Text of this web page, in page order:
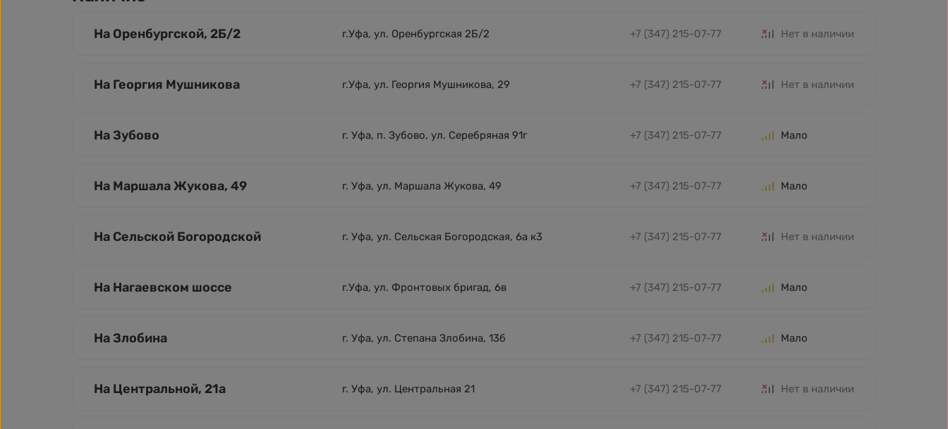
На Оренбургской, 2Б/2 г.Уфа, ул. Оренбургская 2Б/2 +7 (347) 215-07-77 Нет в наличии
На Георгия Мушникова г.Уфа, ул. Георгия Мушникова, 29 +7 (347) 215-07-77 Нет в наличии
На Зубово г. Уфа, п. Зубово, ул. Серебряная 91г +7 (347) 215-07-77 Мало
На Маршала Жукова, 49 г. Уфа, ул. Маршала Жукова, 49 +7 (347) 215-07-77 Мало
На Сельской Богородской г. Уфа, ул. Сельская Богородская, 6а к3 +7 (347) 215-07-77 Нет в наличии
На Нагаевском шоссе г.Уфа, ул. Фронтовых бригад, 6в +7 (347) 215-07-77 Мало
На Злобина г. Уфа, ул. Степана Злобина, 13б +7 (347) 215-07-77 Мало
На Центральной, 21а г. Уфа, ул. Центральная 21 +7 (347) 215-07-77 Нет в наличии